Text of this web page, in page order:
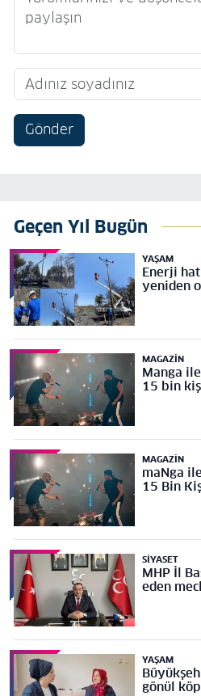
Gönder
Geçen Yıl Bugün
YAŞAM
Enerji
yeniden
MAGAZIN
Manga
15 bin
MAGAZIN
maNga
15 Bin
SIYASET
MHP İl
eden
YAŞAM
gönül